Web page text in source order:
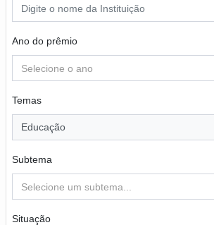
Ano do prêmio
Selecione o ano
Temas
Educação
Subtema
Selecione um subtema...
Situação